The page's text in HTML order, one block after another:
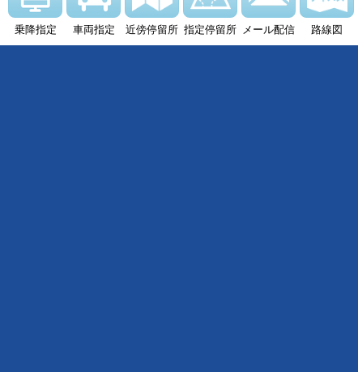
乗降指定 車両指定 近傍停留所 指定停留所 メール配信 路線図